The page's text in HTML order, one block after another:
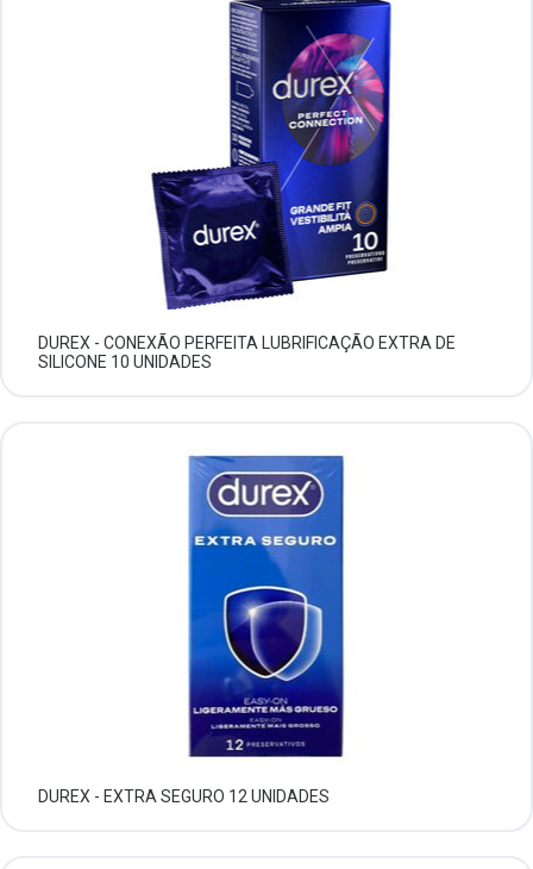
DUREX - CONEXÃO PERFEITA LUBRIFICAÇÃO EXTRA DE
SILICONE 10 UNIDADES
DUREX - EXTRA SEGURO 12 UNIDADES